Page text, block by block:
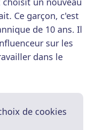
Ce garçon, c'est
de 10 ans. Il
sur les
dans le
de cookies